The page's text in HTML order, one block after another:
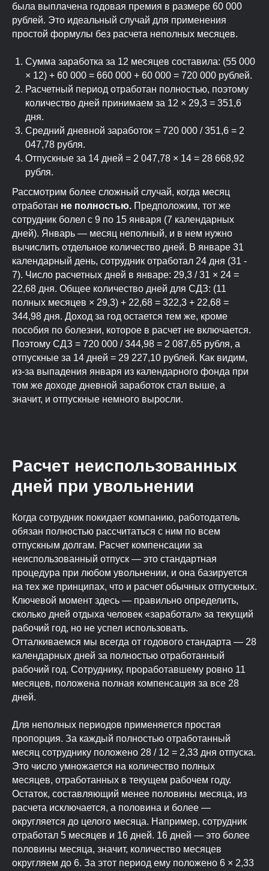
была выплачена годовая премия в размере 60 000
рублей. Это идеальный случай для применения
простой формулы без расчета неполных месяцев.
Сумма заработка за 12 месяцев составила: (55 000
× 12) + 60 000 = 660 000 + 60 000 = 720 000 рублей.
Расчетный период отработан полностью, поэтому
количество дней принимаем за 12 × 29,3 = 351,6
дня.
Средний дневной заработок = 720 000 / 351,6 = 2
047,78 рубля.
Отпускные за 14 дней = 2 047,78 × 14 = 28 668,92
рубля.
Рассмотрим более сложный случай, когда месяц
отработан не полностью. Предположим, тот же
сотрудник болел с 9 по 15 января (7 календарных
дней). Январь — месяц неполный, и в нем нужно
вычислить отдельное количество дней. В январе 31
календарный день, сотрудник отработал 24 дня (31 -
7). Число расчетных дней в январе: 29,3 / 31 × 24 =
22,68 дня. Общее количество дней для СДЗ: (11
полных месяцев × 29,3) + 22,68 = 322,3 + 22,68 =
344,98 дня. Доход за год остается тем же, кроме
пособия по болезни, которое в расчет не включается.
Поэтому СДЗ = 720 000 / 344,98 = 2 087,65 рубля, а
отпускные за 14 дней = 29 227,10 рублей. Как видим,
из-за выпадения января из календарного фонда при
том же доходе дневной заработок стал выше, а
значит, и отпускные немного выросли.
Расчет неиспользованных
дней при увольнении
Когда сотрудник покидает компанию, работодатель
обязан полностью рассчитаться с ним по всем
отпускным долгам. Расчет компенсации за
неиспользованный отпуск — это стандартная
процедура при любом увольнении, и она базируется
на тех же принципах, что и расчет обычных отпускных.
Ключевой момент здесь — правильно определить,
сколько дней отдыха человек «заработал» за текущий
рабочий год, но не успел использовать.
Отталкиваемся мы всегда от годового стандарта — 28
календарных дней за полностью отработанный
рабочий год. Сотруднику, проработавшему ровно 11
месяцев, положена полная компенсация за все 28
дней.
Для неполных периодов применяется простая
пропорция. За каждый полностью отработанный
месяц сотруднику положено 28 / 12 = 2,33 дня отпуска.
Это число умножается на количество полных
месяцев, отработанных в текущем рабочем году.
Остаток, составляющий менее половины месяца, из
расчета исключается, а половина и более —
округляется до целого месяца. Например, сотрудник
отработал 5 месяцев и 16 дней. 16 дней — это более
половины месяца, значит, количество месяцев
округляем до 6. За этот период ему положено 6 × 2,33
Подведем итоги
ПОДЕЛИТЬСЯ СТАТЬЕЙ